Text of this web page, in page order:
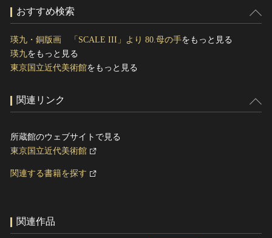
おすすめ検索
瑛九・銅版画 「SCALE III」より 80.母の手をもっと見る
瑛九をもっと見る
東京国立近代美術館をもっと見る
関連リンク
所蔵館のウェブサイトで見る
東京国立近代美術館
関連する書籍を探す
関連作品